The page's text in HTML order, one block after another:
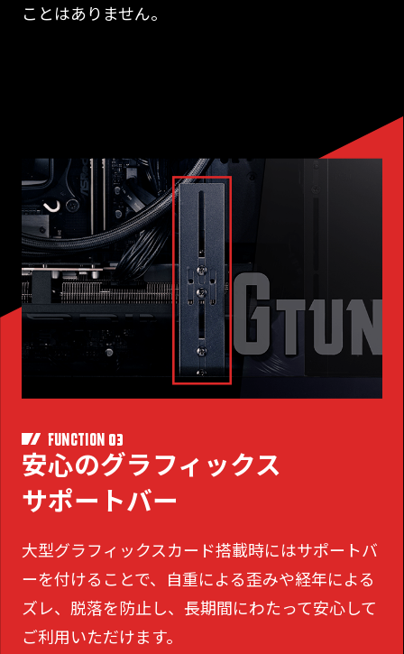
ことはありません。
FUNCTION 03
安心のグラフィックス
サポートバー
大型グラフィックスカード搭載時にはサポートバ
ーを付けることで、
自重による歪みや経年による
ズレ、脱落を防止し、長期間にわたって安心して
ご利用いただけます。